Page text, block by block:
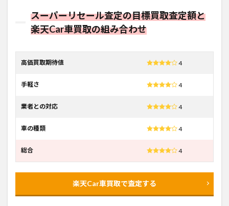
スーパーリセール査定の目標買取査定額と
楽天Car車買取の組み合わせ
高価買取期待値 4
手軽さ 4
業者との対応 4
車の種類 4
総合 4
楽天Car車買取で査定する